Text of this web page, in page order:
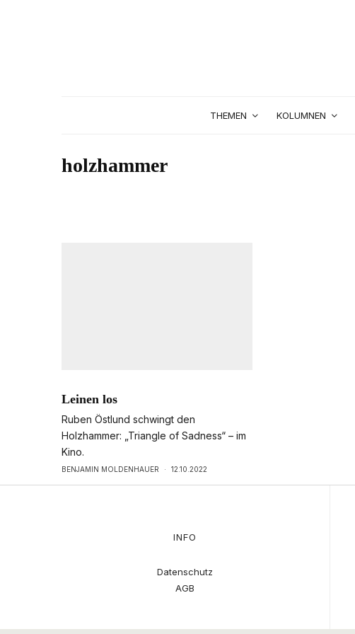
THEMEN KOLUMNEN
holzhammer
Leinen los
Ruben Östlund schwingt den
Holzhammer: „Triangle of Sadness“ – im
Kino.
BENJAMIN MOLDENHAUER · 12.10.2022
INFO
Datenschutz
AGB